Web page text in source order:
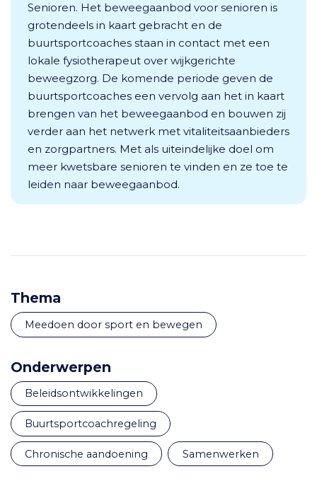
Senioren. Het beweegaanbod voor senioren is
grotendeels in kaart gebracht en de
buurtsportcoaches staan in contact met een
lokale fysiotherapeut over wijkgerichte
beweegzorg. De komende periode geven de
buurtsportcoaches een vervolg aan het in kaart
brengen van het beweegaanbod en bouwen zij
verder aan het netwerk met vitaliteitsaanbieders
en zorgpartners. Met als uiteindelijke doel om
meer kwetsbare senioren te vinden en ze toe te
leiden naar beweegaanbod.
Thema
Meedoen door sport en bewegen
Onderwerpen
beleidsontwikkelingen
buurtsportcoachregeling
chronische aandoening samenwerken